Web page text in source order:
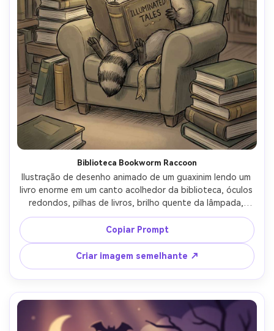
Biblioteca Bookworm Raccoon
Ilustração de desenho animado de um guaxinim lendo um
livro enorme em um canto acolhedor da biblioteca, óculos
redondos, pilhas de livros, brilho quente da lâmpada,
paleta suave silenciada, linha desenhada à mão com
sombreamento suave, humor estudioso pacífico, cauda
bonita enrolada em torno de um marcador, lente de
85mm, profundidade de campo rasa, iluminação
cinematográfica suave-AR 4:5
Copiar Prompt
Criar imagem semelhante ↗